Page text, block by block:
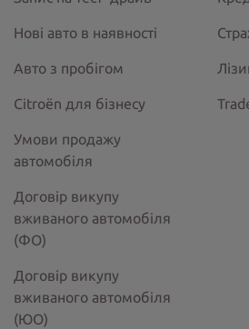
Нові авто в наявності
Авто з пробігом
Citroёn для бізнесу
Умови продажу
автомобіля
Договір викупу
вживаного автомобіля
(ФО)
Договір викупу
вживаного автомобіля
(ЮО)